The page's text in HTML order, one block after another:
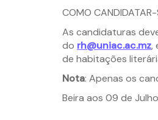
COMO CANDIDATAR-
As candidaturas
do rh@uniac.ac.mz,
de habitações
Nota: Apenas os
Beira aos 09 de